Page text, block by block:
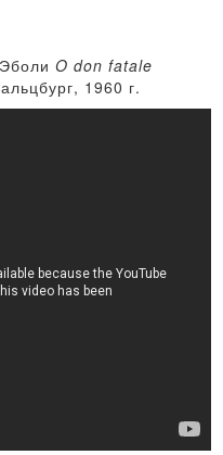
O don fatale
1960 г.